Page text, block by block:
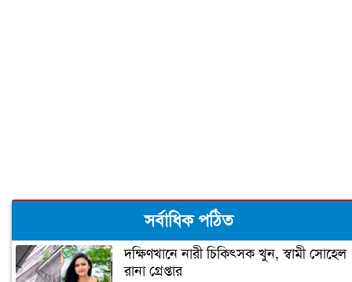
সর্বাধিক পঠিত
দক্ষিণখানে নারী চিকিৎসক খুন, স্বামী সোহেল
রানা গ্রেপ্তার